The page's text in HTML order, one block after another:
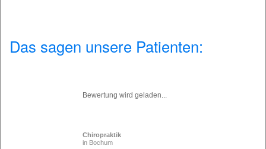
Das sagen unsere Patienten:
Bewertung wird geladen...
Chiropraktik
in Bochum